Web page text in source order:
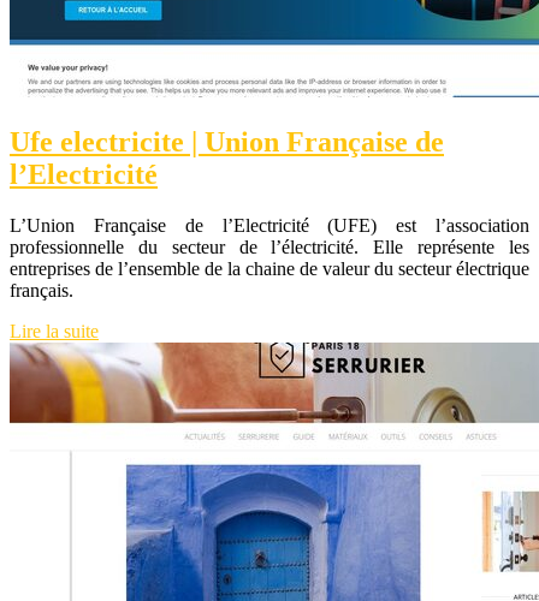
Ufe electricite | Union Française de
l’Electricité
L’Union Française de l’Electricité (UFE) est l’association
professionnelle du secteur de l’électricité. Elle représente les
entreprises de l’ensemble de la chaine de valeur du secteur électrique
français.
Lire la suite